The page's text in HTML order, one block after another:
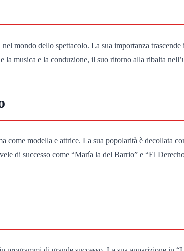
mondo dello spettacolo. La sua importanza
musica e la conduzione, il suo ritorno alla ribalta
modella e attrice. La sua popolarità è decollata
di successo come “María la del Barrio” e “El